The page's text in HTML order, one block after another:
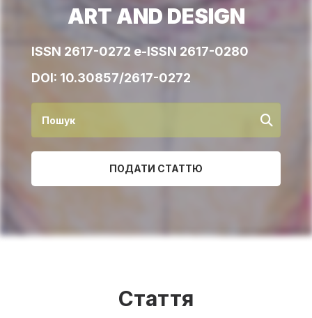
ART AND DESIGN
ISSN 2617-0272 e-ISSN 2617-0280
DOI: 10.30857/2617-0272
ПОДАТИ СТАТТЮ
Стаття